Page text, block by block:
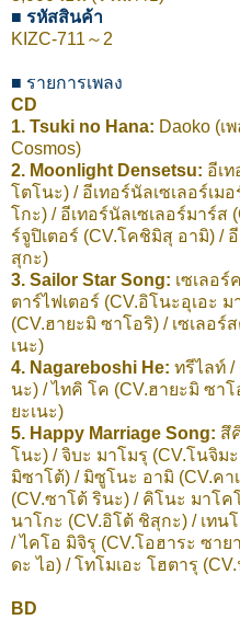
■ รหัสสินค้า
KIZC-711～2
■ รายการเพลง
CD
1. Tsuki no Hana: Daoko (เ
Cosmos)
2. Moonlight Densetsu: อีเ
โตโนะ) / อีเทอร์นัลเซเลอร์เม
โกะ) / อีเทอร์นัลเซเลอร์มาร์ส
ร์จูปิเตอร์ (CV.โคชิมิสุ อามิ) /
สุกะ)
3. Sailor Star Song: เซเลอร์
ตาร์ไฟเตอร์ (CV.อิโนะอุเอะ ม
(CV.ฮายะมิ ซาโอริ) / เซเลอร์
เนะ)
4. Nagareboshi He: ทรีไลท์ /
นะ) / ไทคิ โค (CV.ฮายะมิ ซา
ยะเนะ)
5. Happy Marriage Song: สึ
โนะ) / จิบะ มาโมรุ (CV.โนจิม
มิซาโต้) / มิซูโนะ อามิ (CV.คา
(CV.ซาโต้ รินะ) / คิโนะ มาโ
นาโกะ (CV.อิโต้ ชิสุกะ) / เทน
/ ไคโอ มิจิรุ (CV.โอฮาระ ซาย
ดะ ไอ) / โทโมเอะ โฮตารุ
BD